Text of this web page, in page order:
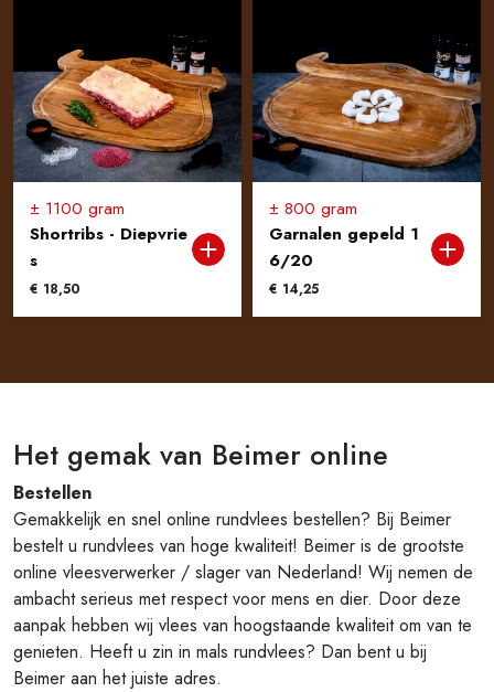
± 1100 gram
Shortribs - Diepvrie
s
€ 18,50
± 800 gram
Garnalen gepeld 1
6/20
€ 14,25
Het gemak van Beimer online
Bestellen
Gemakkelijk en snel online rundvlees bestellen? Bij Beimer
bestelt u rundvlees van hoge kwaliteit! Beimer is de grootste
online vleesverwerker / slager van Nederland! Wij nemen de
ambacht serieus met respect voor mens en dier. Door deze
aanpak hebben wij vlees van hoogstaande kwaliteit om van te
genieten. Heeft u zin in mals rundvlees? Dan bent u bij
Beimer aan het juiste adres.